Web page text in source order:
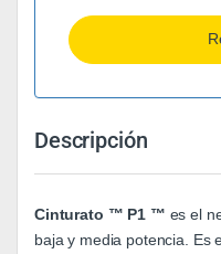
Descripción
Cinturato ™ P1 ™ es el
baja y media potencia. Es